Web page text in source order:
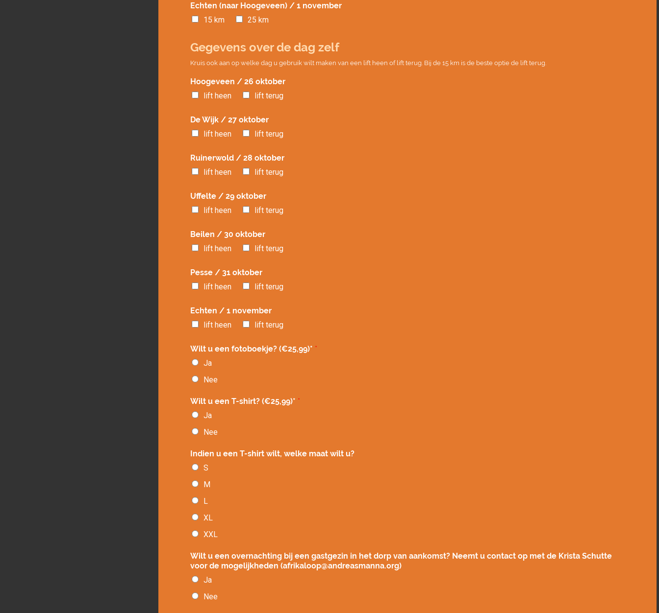
Echten (naar Hoogeveen) / 1 november
15 km
25 km
Gegevens over de dag zelf
Kruis ook aan op welke dag u gebruik wilt maken van een lift heen of lift terug. Bij de 15 km is de beste optie de lift terug.
Hoogeveen / 26 oktober
lift heen
lift terug
De Wijk / 27 oktober
lift heen
lift terug
Ruinerwold / 28 oktober
lift heen
lift terug
Uffelte / 29 oktober
lift heen
lift terug
Beilen / 30 oktober
lift heen
lift terug
Pesse / 31 oktober
lift heen
lift terug
Echten / 1 november
lift heen
lift terug
Wilt u een fotoboekje? (€25,99)* *
Ja
Nee
Wilt u een T-shirt? (€25,99)* *
Ja
Nee
Indien u een T-shirt wilt, welke maat wilt u?
S
M
L
XL
XXL
Wilt u een overnachting bij een gastgezin in het dorp van aankomst? Neemt u contact op met de Krista Schutte
voor de mogelijkheden (afrikaloop@andreasmanna.org)
Ja
Nee